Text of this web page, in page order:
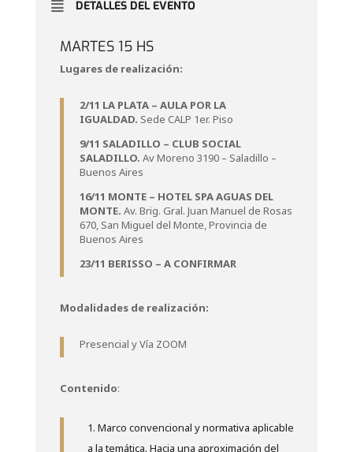
DETALLES DEL EVENTO
MARTES 15 HS
Lugares de realización:
2/11 LA PLATA – AULA POR LA
IGUALDAD. Sede CALP 1er. Piso
9/11 SALADILLO – CLUB SOCIAL
SALADILLO. Av Moreno 3190 – Saladillo –
Buenos Aires
16/11 MONTE – HOTEL SPA AGUAS DEL
MONTE. Av. Brig. Gral. Juan Manuel de Rosas
670, San Miguel del Monte, Provincia de
Buenos Aires
23/11 BERISSO – A CONFIRMAR
Modalidades de realización:
Presencial y Vía ZOOM
Contenido:
Marco convencional y normativa aplicable
a la temática. Hacia una aproximación del